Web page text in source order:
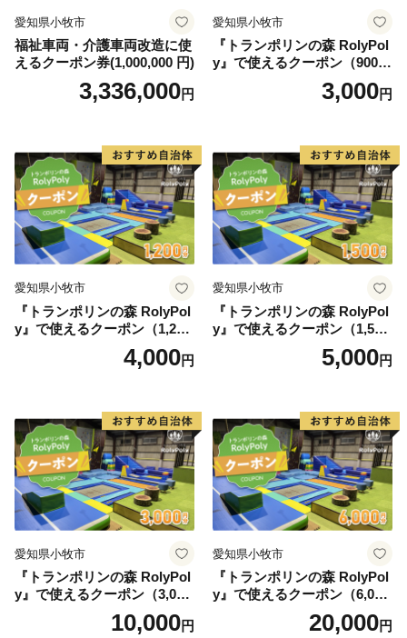
愛知県小牧市
福祉車両・介護車両改造に使
えるクーポン券(1,000,000 円)
3,336,000円
愛知県小牧市
『トランポリンの森 RolyPol
y』で使えるクーポン（900
3,000円
愛知県小牧市
『トランポリンの森 RolyPol
y』で使えるクーポン（1,200
4,000円
愛知県小牧市
『トランポリンの森 RolyPol
y』で使えるクーポン（1,500
5,000円
愛知県小牧市
『トランポリンの森 RolyPol
y』で使えるクーポン（3,000
10,000円
愛知県小牧市
『トランポリンの森 RolyPol
y』で使えるクーポン（6,000
20,000円